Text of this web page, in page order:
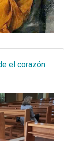
el corazón